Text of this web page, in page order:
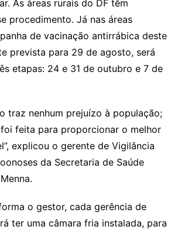
As áreas rurais do DF têm
procedimento. Já nas áreas
de vacinação antirrábica deste
prevista para 29 de agosto, será
etapas: 24 e 31 de outubro e 7 de
traz nenhum prejuízo à população;
feita para proporcionar o melhor
explicou o gerente de Vigilância
da Secretaria de Saúde
o gestor, cada gerência de
ter uma câmara fria instalada, para